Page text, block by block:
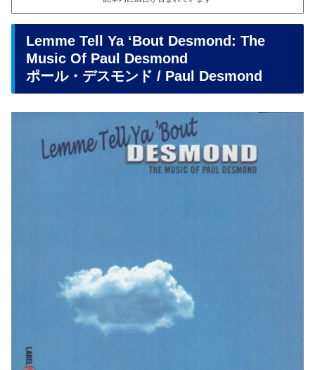
Lemme Tell Ya ‘Bout Desmond: The
Music Of Paul Desmond
ポール・デスモンド / Paul Desmond